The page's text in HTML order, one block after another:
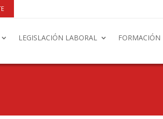
LEGISLACIÓN LABORAL FORMACIÓN